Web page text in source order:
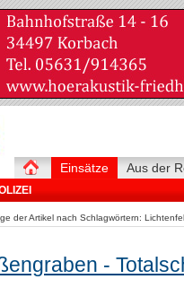
Einsätze Aus der
der Artikel nach Schlagwörtern:
-